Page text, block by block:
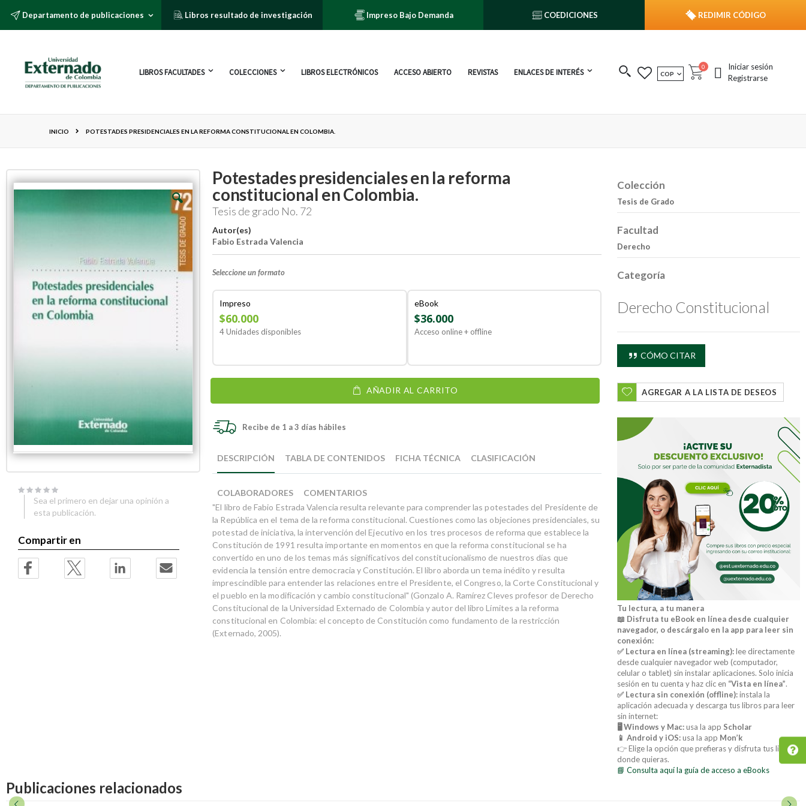
Departamento de publicaciones Libros resultado de investigación Impreso Bajo Demanda COEDICIONES REDIMIR CÓDIGO
LIBROS FACULTADES COLECCIONES LIBROS ELECTRÓNICOS ACCESO ABIERTO REVISTAS ENLACES DE INTERÉS MONEDA
COP Cart
0 publicacionesIniciar sesión
Registrarse
INICIO POTESTADES PRESIDENCIALES EN LA REFORMA CONSTITUCIONAL EN COLOMBIA.
Potestades presidenciales en la reforma
constitucional en Colombia.
Tesis de grado No. 72
Autor(es)
Fabio Estrada Valencia
Seleccione un formato
Impreso
$60.000
4 Unidades disponibles
eBook
$36.000
Acceso online + offline
AÑADIR AL CARRITO
Recibe de 1 a 3 días hábiles
to
end
the
images
gallery
to
beginning
the
images
gallery
DESCRIPCIÓN
"El libro de Fabio Estrada Valencia resulta relevante para comprender las potestades del Presidente de
la República en el tema de la reforma constitucional. Cuestiones como las objeciones presidenciales, su
potestad de iniciativa, la intervención del Ejecutivo en los tres procesos de reforma que establece la
Constitución de 1991 resulta importante en momentos en que la reforma constitucional se ha
convertido en uno de los temas más significativos del constitucionalismo de nuestros días que
evidencia la tensión entre democracia y Constitución. El libro aborda un tema inédito y resulta
imprescindible para entender las relaciones entre el Presidente, el Congreso, la Corte Constitucional y
el pueblo en la modificación y cambio constitucional" (Gonzalo A. Ramírez Cleves profesor de Derecho
Constitucional de la Universidad Externado de Colombia y autor del libro Límites a la reforma
constitucional en Colombia: el concepto de Constitución como fundamento de la restricción
(Externado, 2005).
TABLA DE CONTENIDOS FICHA TÉCNICA CLASIFICACIÓN
COLABORADORES COMENTARIOS
Sea el primero en dejar una opinión a
esta publicación.
Compartir en
Colección
Tesis de Grado
Facultad
Derecho
Categoría
Derecho Constitucional
CÓMO CITAR
AGREGAR A LA LISTA DE DESEOS
Tu lectura, a tu manera
📖 Disfruta tu eBook en línea desde cualquier
navegador, o descárgalo en la app para leer sin
conexión:
✅ Lectura en línea (streaming):lee directamente
desde cualquier navegador web (computador,
celular o tablet) sin instalar aplicaciones. Solo inicia
sesión en tu cuenta y haz clic en “Vista en línea”.
✅ Lectura sin conexión (offline):instala la
aplicación adecuada y descarga tus libros para leer
sin internet:
🖥️ Windows y Mac:usa la app Scholar
📱 Android y iOS:usa la app Mon’k
👉 Elige la opción que prefieras y disfruta tus libros
donde quieras.
📘 Consulta aquí la guía de acceso a eBooks
Publicaciones relacionados